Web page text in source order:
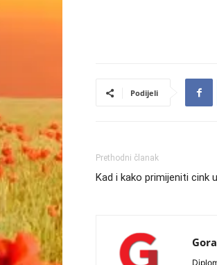
Podijeli
Prethodni članak
Kad i kako primijeniti cink